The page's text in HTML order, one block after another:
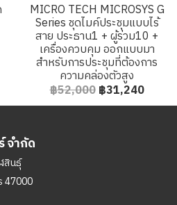
MICRO TECH MICROSYS G
Series ชุดไมค์ประชุมแบบไร้
สาย ประธาน1 + ผู้ร่วม10 +
เครื่องควบคุม ออกแบบมา
สำหรับการประชุมที่ต้องการ
ความคล่องตัวสูง
฿52,000 ฿31,240
จำกัด
สินธุ์
47000